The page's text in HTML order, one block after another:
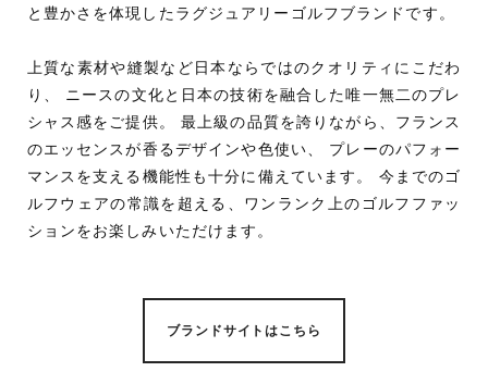
と豊かさを体現したラグジュアリーゴルフブランドです。
上質な素材や縫製など日本ならではのクオリティにこだわ
り、 ニースの文化と日本の技術を融合した唯一無二のプレ
シャス感をご提供。 最上級の品質を誇りながら、フランス
のエッセンスが香るデザインや色使い、 プレーのパフォー
マンスを支える機能性も十分に備えています。 今までのゴ
ルフウェアの常識を超える、ワンランク上のゴルフファッ
ションをお楽しみいただけます。
ブランドサイトはこちら